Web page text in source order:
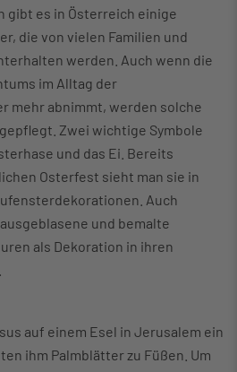
gibt es in Österreich einige
die von vielen Familien und
werden. Auch wenn die
im Alltag der
mehr abnimmt, werden solche
Zwei wichtige Symbole
und das Ei. Bereits
Osterfest sieht man sie in
Auch
und bemalte
als Dekoration in ihren
auf einem Esel in Jerusalem ein
ihm Palmblätter zu Füßen. Um